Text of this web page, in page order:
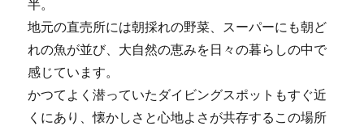
半。
地元の直売所には朝採れの野菜、スーパーにも朝ど
れの魚が並び、大自然の恵みを日々の暮らしの中で
感じています。
かつてよく潜っていたダイビングスポットもすぐ近
くにあり、懐かしさと心地よさが共存するこの場所